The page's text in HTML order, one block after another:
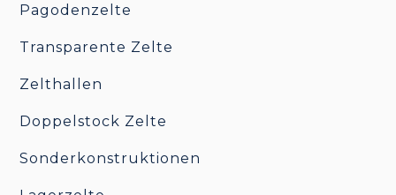
Pagodenzelte
Transparente Zelte
Zelthallen
Doppelstock Zelte
Sonderkonstruktionen